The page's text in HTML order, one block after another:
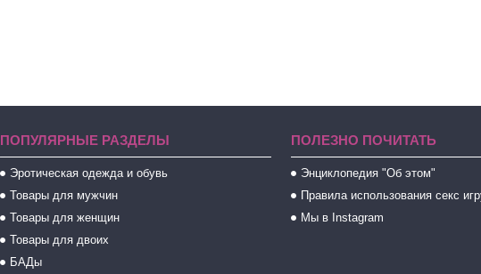
ПОПУЛЯРНЫЕ РАЗДЕЛЫ
Эротическая одежда и обувь
Товары для мужчин
Товары для женщин
Товары для двоих
БАДы
ПОЛЕЗНО ПОЧИТАТЬ
Энциклопедия "Об этом"
Правила использования секс
Мы в Instagram